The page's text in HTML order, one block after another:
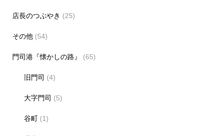
店長のつぶやき (25)
その他(54)
門司港『懐かしの路』 (65)
旧門司 (4)
大字門司 (5)
谷町 (1)